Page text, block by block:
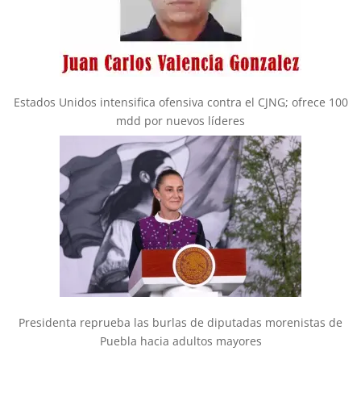
Estados Unidos intensifica ofensiva contra el CJNG; ofrece 100
mdd por nuevos líderes
Presidenta reprueba las burlas de diputadas morenistas de
Puebla hacia adultos mayores